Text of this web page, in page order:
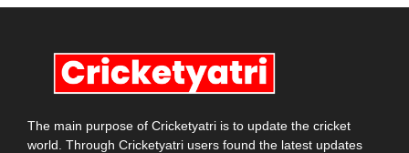
The main purpose of Cricketyatri is to update the cricket
world. Through Cricketyatri users found the latest updates